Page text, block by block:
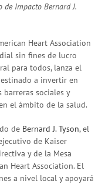
Impacto Bernard J.
Heart Association
sin fines de lucro
para todos, lanza el
a invertir en
sociales y
el ámbito de la salud.
de Bernard J. Tyson, el
de Kaiser
y de la Mesa
Heart Association. El
a nivel local y apoyará